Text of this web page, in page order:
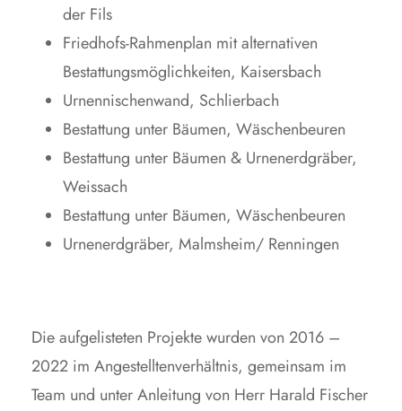
der Fils
Friedhofs-Rahmenplan mit alternativen
Bestattungsmöglichkeiten, Kaisersbach
Urnennischenwand, Schlierbach
Bestattung unter Bäumen, Wäschenbeuren
Bestattung unter Bäumen & Urnenerdgräber,
Weissach
Bestattung unter Bäumen, Wäschenbeuren
Urnenerdgräber, Malmsheim/ Renningen
Die aufgelisteten Projekte wurden von 2016 –
2022 im Angestelltenverhältnis, gemeinsam im
Team und unter Anleitung von Herr Harald Fischer